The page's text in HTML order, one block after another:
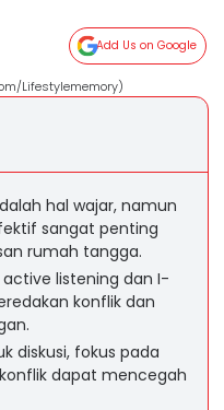
Add Us on Google
Lifestylememory)
hal wajar, namun
sangat penting
rumah tangga.
listening dan I-
konflik dan
diskusi, fokus pada
dapat mencegah